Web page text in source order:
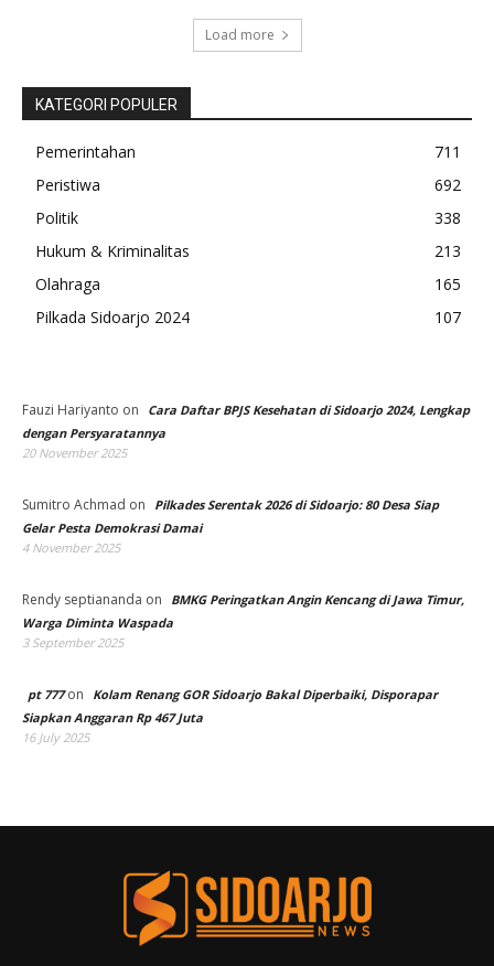
Load more
KATEGORI POPULER
Pemerintahan
711
Peristiwa
692
Politik
338
Hukum & Kriminalitas
213
Olahraga
165
Pilkada Sidoarjo 2024
107
Fauzi Hariyanto on
Cara Daftar BPJS Kesehatan di Sidoarjo 2024, Lengkap
dengan Persyaratannya
20 November 2025
Sumitro Achmad on
Pilkades Serentak 2026 di Sidoarjo: 80 Desa Siap
Gelar Pesta Demokrasi Damai
4 November 2025
Rendy septiananda on
BMKG Peringatkan Angin Kencang di Jawa Timur,
Warga Diminta Waspada
3 September 2025
pt 777on
Kolam Renang GOR Sidoarjo Bakal Diperbaiki, Disporapar
Siapkan Anggaran Rp 467 Juta
16 July 2025